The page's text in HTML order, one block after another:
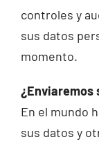
controles y
sus datos
momento.
¿Enviaremos
En el mundo
sus datos y